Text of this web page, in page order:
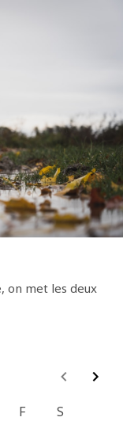
on met les deux
le rdv.
F
S